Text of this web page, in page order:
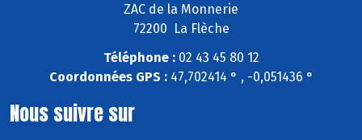
ZAC de la Monnerie
72200 La Flèche
Téléphone :02 43 45 80 12
Coordonnées GPS :47,702414 ° , -0,051436 °
Nous suivre sur